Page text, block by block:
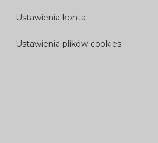
Ustawienia konta
Ustawienia plików cookies